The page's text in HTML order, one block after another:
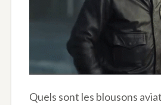
Quels sont les blousons